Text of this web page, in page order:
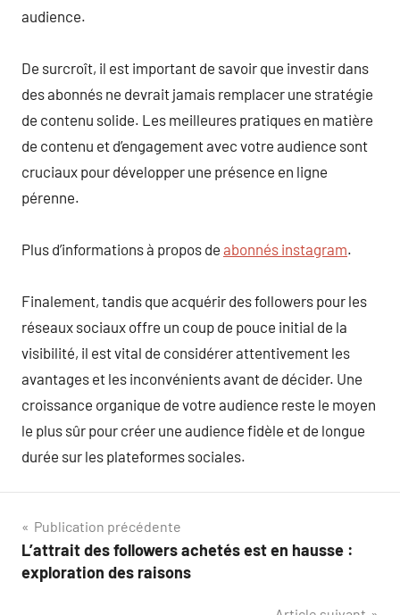
audience.
De surcroît, il est important de savoir que investir dans
des abonnés ne devrait jamais remplacer une stratégie
de contenu solide. Les meilleures pratiques en matière
de contenu et d’engagement avec votre audience sont
cruciaux pour développer une présence en ligne
pérenne.
Plus d’informations à propos de abonnés instagram.
Finalement, tandis que acquérir des followers pour les
réseaux sociaux offre un coup de pouce initial de la
visibilité, il est vital de considérer attentivement les
avantages et les inconvénients avant de décider. Une
croissance organique de votre audience reste le moyen
le plus sûr pour créer une audience fidèle et de longue
durée sur les plateformes sociales.
Navigation
de
Publication précédente
L’attrait des followers achetés est en hausse :
exploration des raisons